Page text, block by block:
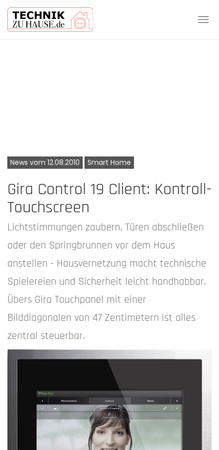
News vom 12.08.2010 Smart Home
Gira Control 19 Client: Kontroll-
Touchscreen
Lichtstimmungen zaubern, Türen abschließen
oder den Springbrunnen vor dem Haus
anstellen - Hausvernetzung macht technische
Spielereien und Sicherheit leicht handhabbar.
Übers Gira Touchpanel mit einer
Bilddiagonalen von 47 Zentimetern ist alles
zentral steuerbar.